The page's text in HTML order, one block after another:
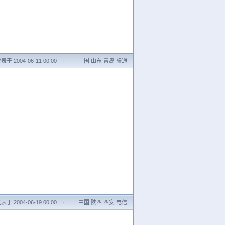
表于 2004-06-11 00:00 · 中国 山东 青岛 联通
表于 2004-06-19 00:00 · 中国 陕西 西安 电信